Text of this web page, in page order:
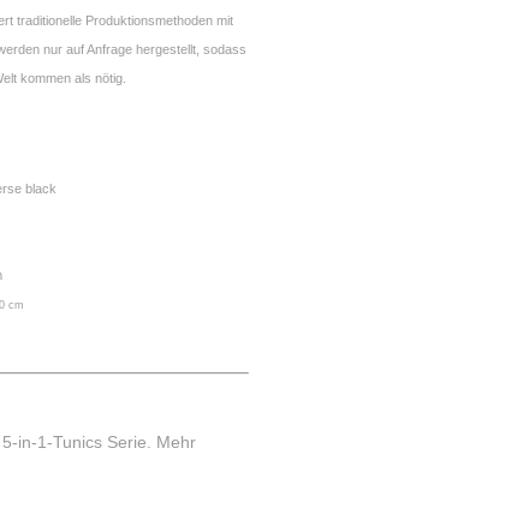
traditionelle Produktionsmethoden mit
nur auf Anfrage hergestellt, sodass
kommen als nötig.
black
cm
in-1-Tunics Serie. Mehr